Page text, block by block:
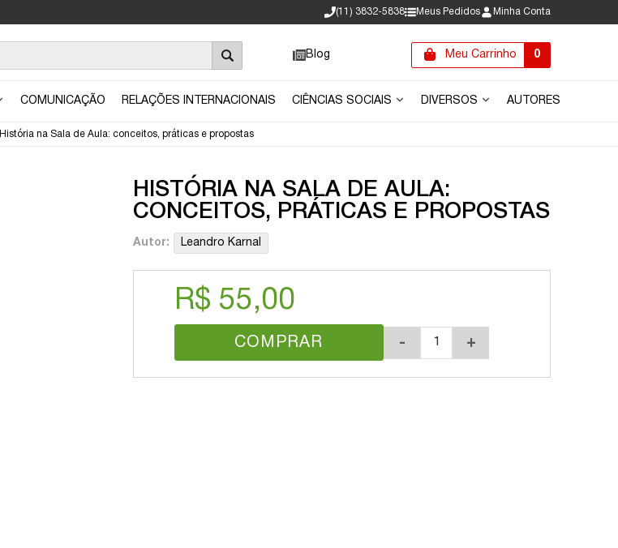
(11) 3832-5838 Meus Pedidos Minha Conta
Blog Meu Carrinho 0
COMUNICAÇÃO RELAÇÕES INTERNACIONAIS CIÊNCIAS SOCIAIS DIVERSOS AUTORES
História na Sala de Aula: conceitos, práticas e propostas
HISTÓRIA NA SALA DE AULA:
CONCEITOS, PRÁTICAS E PROPOSTAS
Autor: Leandro Karnal
R$ 55,00
COMPRAR - +